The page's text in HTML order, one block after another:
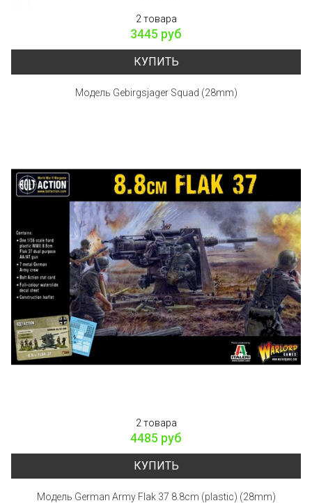
2 товара
3445 руб
КУПИТЬ
Модель Gebirgsjager Squad (28mm)
2 товара
4485 руб
КУПИТЬ
Модель German Army Flak 37 8.8cm (plastic) (28mm)